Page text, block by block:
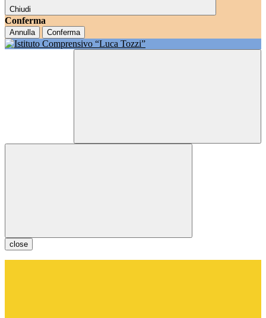
Chiudi
Conferma
Annulla Conferma
close